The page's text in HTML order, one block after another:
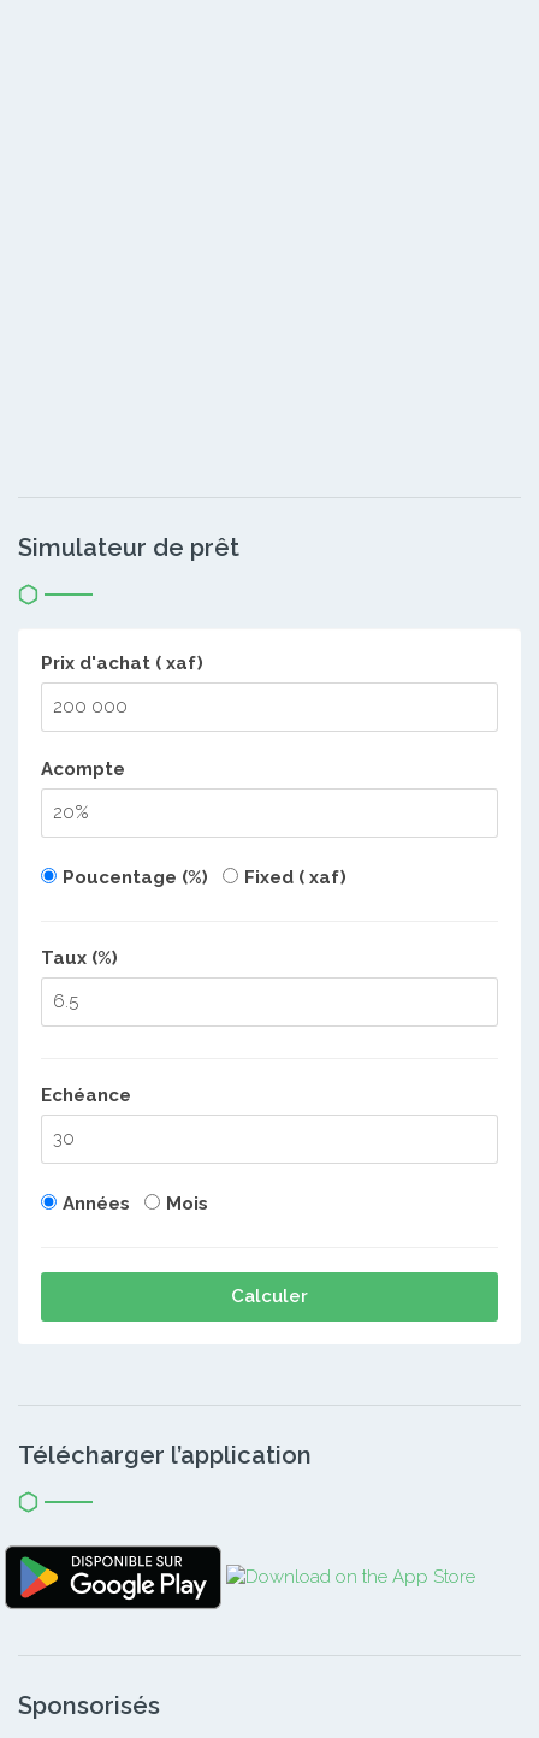
Simulateur de prêt
Prix d'achat ( xaf)
Acompte
Poucentage (%) Fixed ( xaf)
Taux (%)
Echéance
Années Mois
Calculer
Télécharger l’application
Sponsorisés